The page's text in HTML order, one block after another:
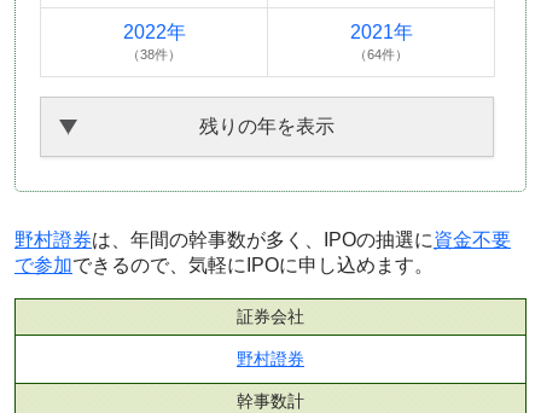
2022年
（38件）
2021年
（64件）
残りの年を表示
野村證券は、年間の幹事数が多く、IPOの抽選に資金不要
で参加できるので、気軽にIPOに申し込めます。
証券会社
野村證券
幹事数計